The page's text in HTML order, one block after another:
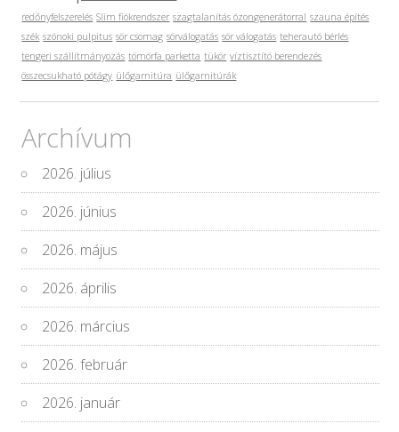
redőnyfelszerelés Slim fiókrendszer szagtalanítás ózongenerátorral szauna építés
szék szónoki pulpitus sör csomag sörválogatás sör válogatás teherautó bérlés
tengeri szállítmányozás tömörfa parketta tükör víztisztító berendezés
összecsukható pótágy ülőgarnitúra ülőgarnitúrák
Archívum
2026. július
2026. június
2026. május
2026. április
2026. március
2026. február
2026. január